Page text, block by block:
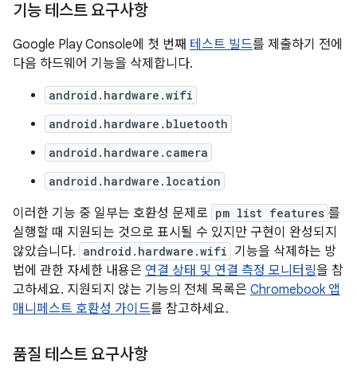
기능 테스트 요구사항
Google Play Console에 첫 번째 테스트 빌드를 제출하기 전에
다음 하드웨어 기능을 삭제합니다.
android.hardware.wifi
android.hardware.bluetooth
android.hardware.camera
android.hardware.location
이러한 기능 중 일부는 호환성 문제로 pm list features 를
실행할 때 지원되는 것으로 표시될 수 있지만 구현이 완성되지
않았습니다. android.hardware.wifi 기능을 삭제하는 방
법에 관한 자세한 내용은 연결 상태 및 연결 측정 모니터링을 참
고하세요. 지원되지 않는 기능의 전체 목록은 Chromebook 앱
매니페스트 호환성 가이드를 참고하세요.
품질 테스트 요구사항